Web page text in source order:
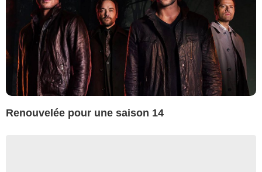
Renouvelée pour une saison 14